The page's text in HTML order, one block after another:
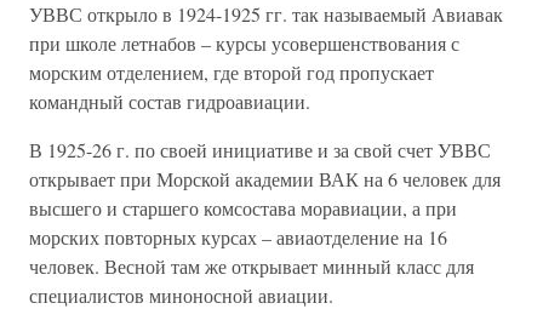
УВВС открыло в 1924-1925 гг. так называемый Авиавак
при школе летнабов – курсы усовершенствования с
морским отделением, где второй год пропускает
командный состав гидроавиации.
В 1925-26 г. по своей инициативе и за свой счет УВВС
открывает при Морской академии ВАК на 6 человек для
высшего и старшего комсостава моравиации, а при
морских повторных курсах – авиаотделение на 16
человек. Весной там же открывает минный класс для
специалистов миноносной авиации.